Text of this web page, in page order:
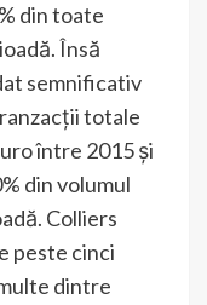
din toate
Însă
semnificativ
totale
între 2015 și
din volumul
Colliers
peste cinci
dintre